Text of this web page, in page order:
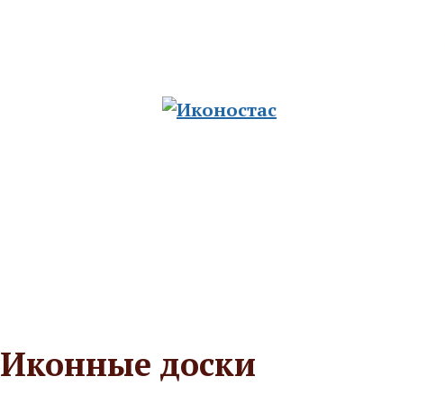
Иконные доски